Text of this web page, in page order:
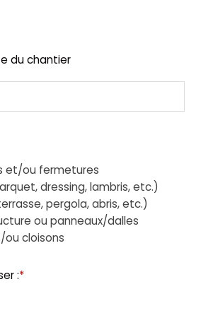
du chantier
et/ou fermetures
dressing, lambris, etc.)
pergola, abris, etc.)
ou panneaux/dalles
cloisons
:*